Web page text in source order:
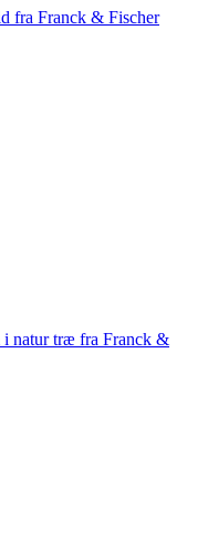
fra Franck & Fischer
i natur træ fra Franck &